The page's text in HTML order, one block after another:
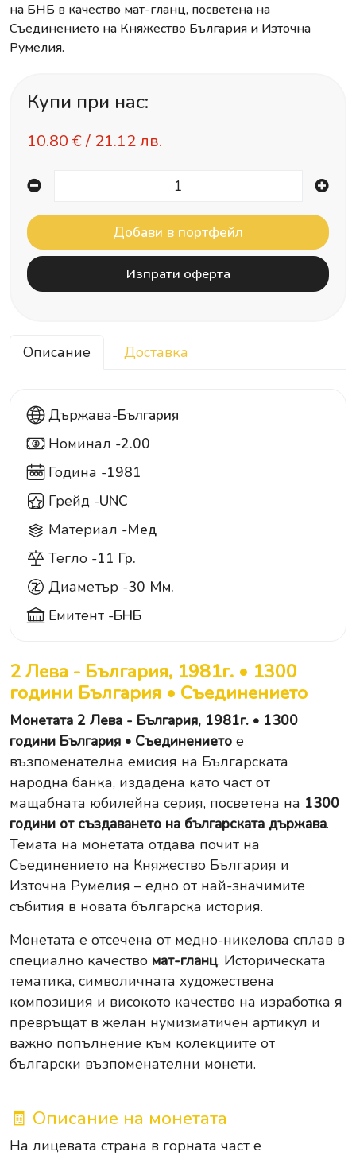
на БНБ в качество мат-гланц, посветена на
Съединението на Княжество България и Източна
Румелия.
Купи при нас:
10.80 € / 21.12 лв.
Изпрати оферта
Описание Доставка
Държава-България
2 Номинал -2.00
Година -1981
Грейд -UNC
Материал -Мед
Тегло -11 Гр.
Диаметър -30 Мм.
Емитент -БНБ
2 Лева - България, 1981г. • 1300
години България • Съединението
Монетата 2 Лева - България, 1981г. • 1300
години България • Съединението е
възпоменателна емисия на Българската
народна банка, издадена като част от
мащабната юбилейна серия, посветена на 1300
години от създаването на българската държава.
Темата на монетата отдава почит на
Съединението на Княжество България и
Източна Румелия – едно от най-значимите
събития в новата българска история.
Монетата е отсечена от медно-никелова сплав в
специално качество мат-гланц. Историческата
тематика, символичната художествена
композиция и високото качество на изработка я
превръщат в желан нумизматичен артикул и
важно попълнение към колекциите от
български възпоменателни монети.
🧾 Описание на монетата
На лицевата страна в горната част е